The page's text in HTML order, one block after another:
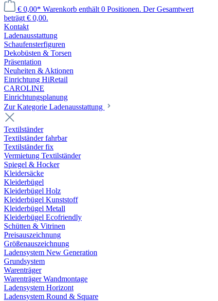
€ 0,00* Warenkorb enthält 0 Positionen. Der Gesamtwert
beträgt € 0,00.
Kontakt
Laden­ausstattung
Schaufenster­figuren
Dekobüsten & Torsen
Präsentation
Neuheiten & Aktionen
Einrichtung HiRetail
CAROLINE
Einrichtungsplanung
Zur Kategorie Laden­ausstattung
Textilständer
Textilständer fahrbar
Textilständer fix
Vermietung Textilständer
Spiegel & Hocker
Kleidersäcke
Kleiderbügel
Kleiderbügel Holz
Kleiderbügel Kunststoff
Kleiderbügel Metall
Kleiderbügel Ecofriendly
Schütten & Vitrinen
Preisauszeichnung
Größenauszeichnung
Ladensystem New Generation
Grundsystem
Warenträger
Warenträger Wandmontage
Ladensystem Horizont
Ladensystem Round & Square